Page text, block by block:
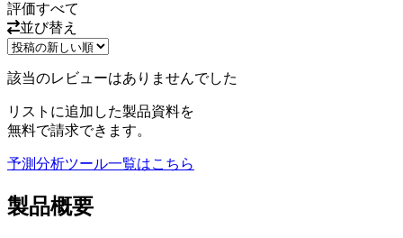
評価すべて
並び替え
該当のレビューはありませんでした
リストに追加した製品資料を
無料で請求できます。
予測分析ツール一覧はこちら
製品概要